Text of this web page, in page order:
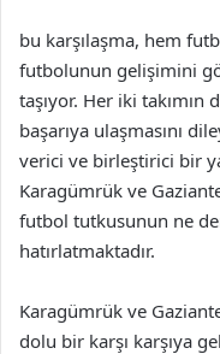
bu karşılaşma, hem
futbolunun gelişimini
taşıyor. Her iki takımın
başarıya ulaşmasını
verici ve birleştirici bir
Karagümrük ve
futbol tutkusunun ne
hatırlatmaktadır.
Karagümrük ve
dolu bir karşı karşıya